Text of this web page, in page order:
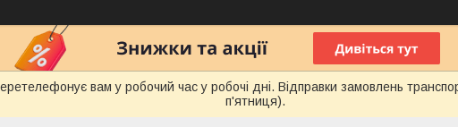
вам у робочий час у робочі дні. Відправки замовлень
п'ятниця).